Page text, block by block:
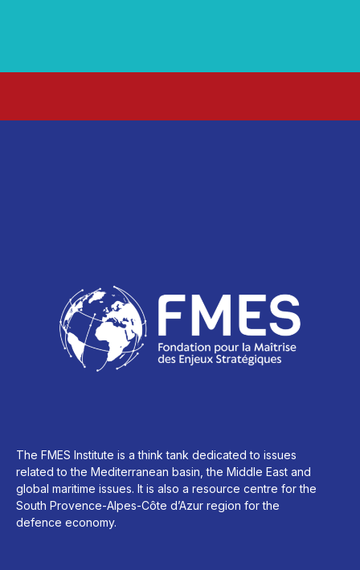
The FMES Institute is a think tank dedicated to issues
related to the Mediterranean basin, the Middle East and
global maritime issues. It is also a resource centre for the
South Provence-Alpes-Côte d’Azur region for the
defence economy.